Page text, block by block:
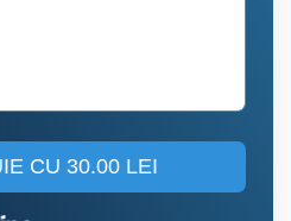
CU 30.00 LEI